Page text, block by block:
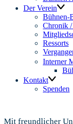
Der Verein
Bühnen-
Chronik /
Ressorts
Interner
Kontakt
Spenden
Mit freundlicher